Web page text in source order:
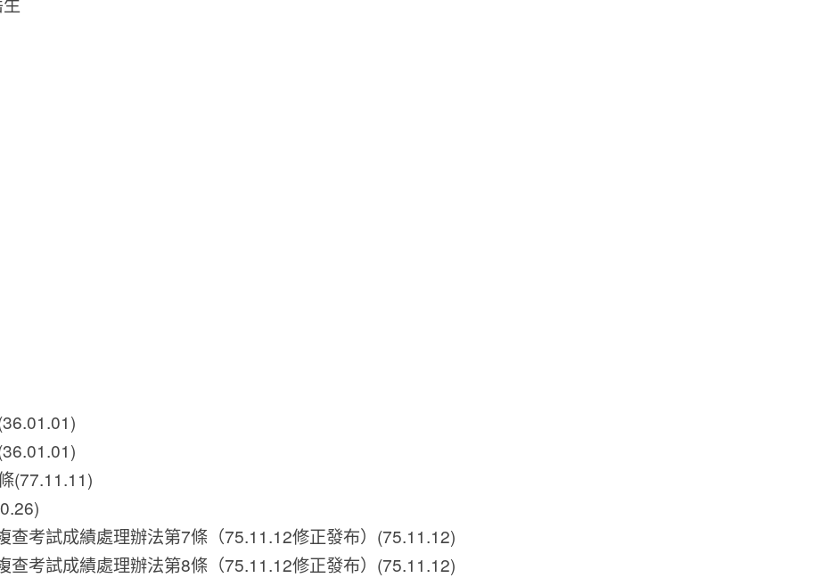
(77.11.11)
查考試成績處理辦法第7條（75.11.12修正發布）(75.11.12)
查考試成績處理辦法第8條（75.11.12修正發布）(75.11.12)